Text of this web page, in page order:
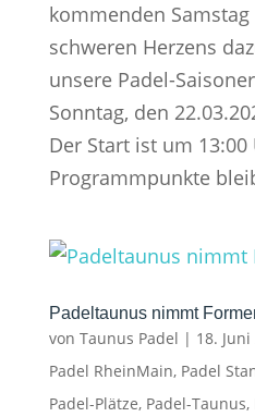
kommenden
schweren Herzens
unsere Padel-
Sonntag, den
Der Start ist um 13:00
Programmpunkte
Padeltaunus nimmt
von Taunus Padel | 18. Juni
Padel RheinMain, Padel
Padel-Plätze, Padel-Taunus,